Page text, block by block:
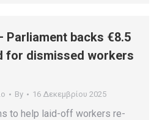
Parliament backs €8.5
for dismissed workers
By 16 Δεκεμβρίου 2025
to help laid-off workers re-